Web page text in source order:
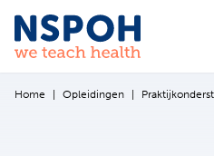
Ga naar de inhoud
Home Opleidingen